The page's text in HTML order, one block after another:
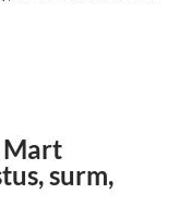
Mart
surm,